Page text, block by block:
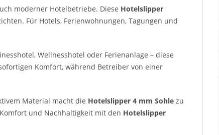
moderner Hotelbetriebe. Diese Hotelslipper
Für Hotels, Ferienwohnungen, Tagungen und
Wellnesshotel oder Ferienanlage – diese
Komfort, während Betreiber von einer
Material macht die Hotelslipper 4 mm Sohle zu
und Nachhaltigkeit mit den Hotelslipper